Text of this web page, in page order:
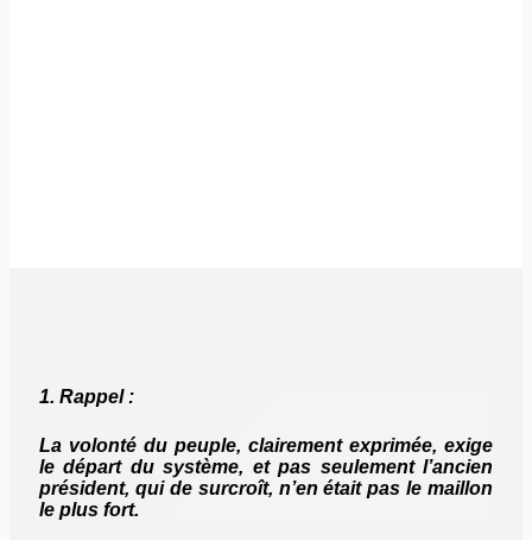
1. Rappel :
La volonté du peuple, clairement exprimée, exige
le départ du système, et pas seulement l’ancien
président, qui de surcroît, n’en était pas le maillon
le plus fort.